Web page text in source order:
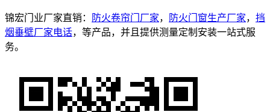
锦宏门业厂家直销： 防火卷帘门厂家， 防火门窗生产厂家， 挡
烟垂壁厂家电话，等产品，并且提供测量定制安装一站式服
务。